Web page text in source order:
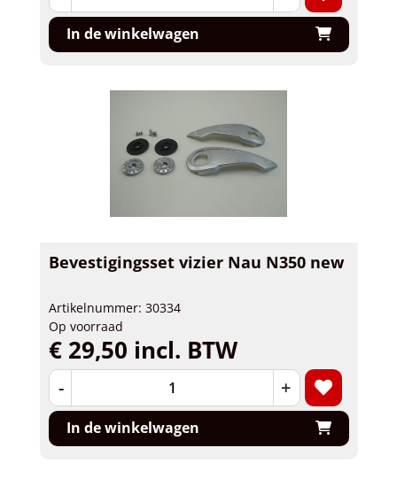
In de winkelwagen
Bevestigingsset vizier Nau N350 new
Artikelnummer: 30334
Op voorraad
€ 29,50 incl. BTW
- +
In de winkelwagen